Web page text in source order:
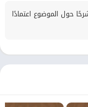
حول الموضوع اعتمادًا